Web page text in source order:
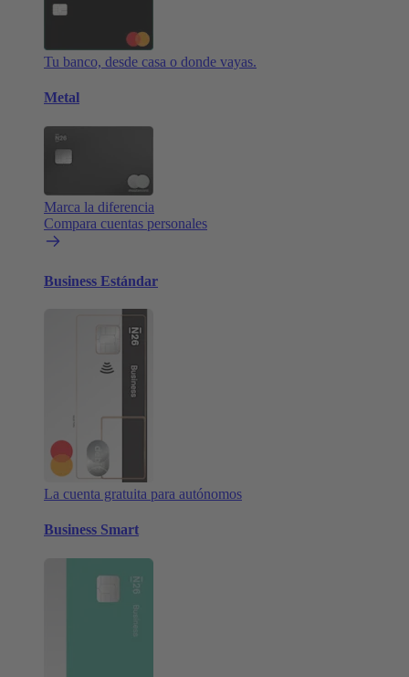
Tu banco, desde casa o donde vayas.
Metal
Marca la diferencia
Compara cuentas personales
Business Estándar
La cuenta gratuita para autónomos
Business Smart